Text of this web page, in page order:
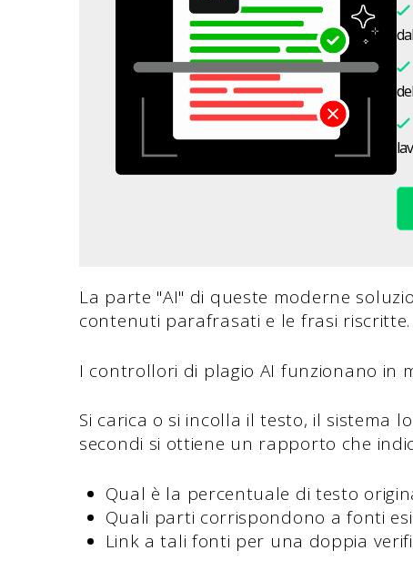
La parte "AI" di queste moderne
contenuti parafrasati e le frasi riscritte.
I controllori di plagio AI funzionano in
Si carica o si incolla il testo, il sistema
secondi si ottiene un rapporto che
Qual è la percentuale di testo
Quali parti corrispondono a fonti
Link a tali fonti per una doppia